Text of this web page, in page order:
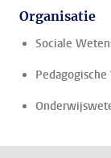
Organisatie
Sociale